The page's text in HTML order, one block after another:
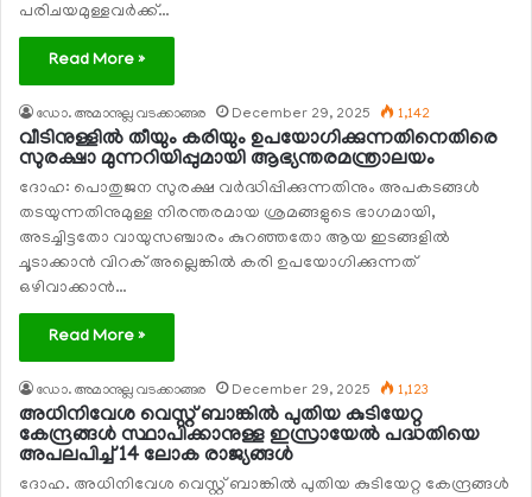
പരിചയമുള്ളവര്‍ക്ക്…
Read More »
ഡോ. അമാനുല്ല വടക്കാങ്ങര December 29, 2025 1,142
വീടിനുള്ളില്‍ തീയും കരിയും ഉപയോഗിക്കുന്നതിനെതിരെ
സുരക്ഷാ മുന്നറിയിപ്പുമായി ആഭ്യന്തരമന്ത്രാലയം
ദോഹ: പൊതുജന സുരക്ഷ വര്‍ദ്ധിപ്പിക്കുന്നതിനും അപകടങ്ങള്‍
തടയുന്നതിനുമുള്ള നിരന്തരമായ ശ്രമങ്ങളുടെ ഭാഗമായി,
അടച്ചിട്ടതോ വായുസഞ്ചാരം കുറഞ്ഞതോ ആയ ഇടങ്ങളില്‍
ചൂടാക്കാന്‍ വിറക് അല്ലെങ്കില്‍ കരി ഉപയോഗിക്കുന്നത്
ഒഴിവാക്കാന്‍…
Read More »
ഡോ. അമാനുല്ല വടക്കാങ്ങര December 29, 2025 1,123
അധിനിവേശ വെസ്റ്റ് ബാങ്കില്‍ പുതിയ കുടിയേറ്റ
കേന്ദ്രങ്ങള്‍ സ്ഥാപിക്കാനുള്ള ഇസ്രായേല്‍ പദ്ധതിയെ
അപലപിച്ച് 14 ലോക രാജ്യങ്ങള്‍
ദോഹ. അധിനിവേശ വെസ്റ്റ് ബാങ്കില്‍ പുതിയ കുടിയേറ്റ കേന്ദ്രങ്ങള്‍